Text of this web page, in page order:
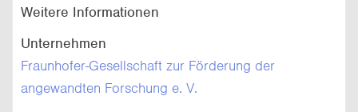
Weitere Informationen
Unternehmen
Fraunhofer-Gesellschaft zur Förderung der
angewandten Forschung e. V.